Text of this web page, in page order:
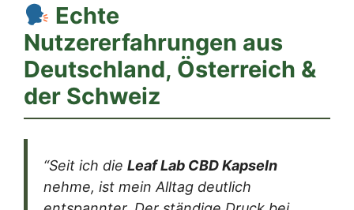
Echte
Nutzererfahrungen aus
Deutschland, Österreich &
der Schweiz
“Seit ich die Leaf Lab CBD Kapseln
nehme, ist mein Alltag deutlich